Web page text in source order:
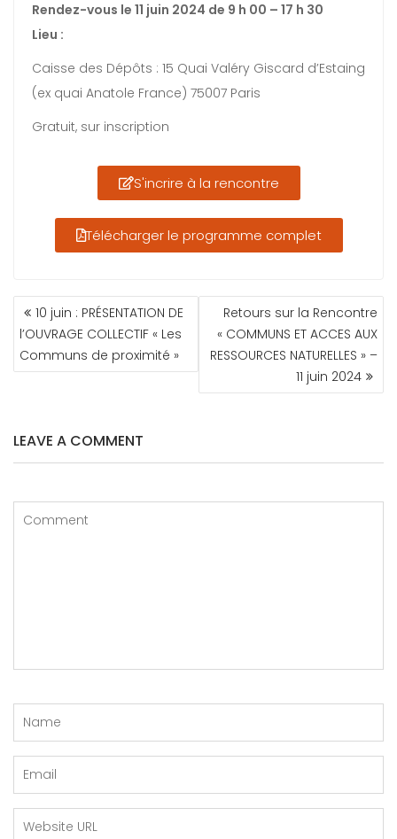
Rendez-vous le 11 juin 2024 de 9 h 00 – 17 h 30
Lieu :
Caisse des Dépôts : 15 Quai Valéry Giscard d’Estaing
(ex quai Anatole France) 75007 Paris
Gratuit, sur inscription
S'incrire à la rencontre
Télécharger le programme complet
10 juin : PRÉSENTATION DE
l’OUVRAGE COLLECTIF « Les
Communs de proximité »
Retours sur la Rencontre
« COMMUNS ET ACCES AUX
RESSOURCES NATURELLES » –
11 juin 2024
LEAVE A COMMENT